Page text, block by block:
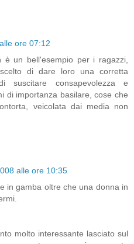
ore 07:12
è un bell'esempio per i ragazzi,
di dare loro una corretta
suscitare consapevolezza e
di importanza basilare, cose che
veicolata dai media non
alle ore 10:35
in gamba oltre che una donna in
molto interessante lasciato sul